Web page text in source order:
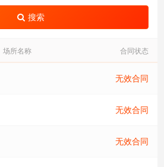
搜索
场所名称 合同状态
无效合同
无效合同
无效合同